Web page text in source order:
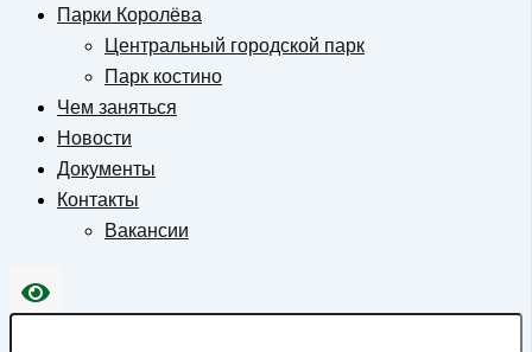
Парки Королёва
Центральный городской парк
Парк костино
Чем заняться
Новости
Документы
Контакты
Вакансии